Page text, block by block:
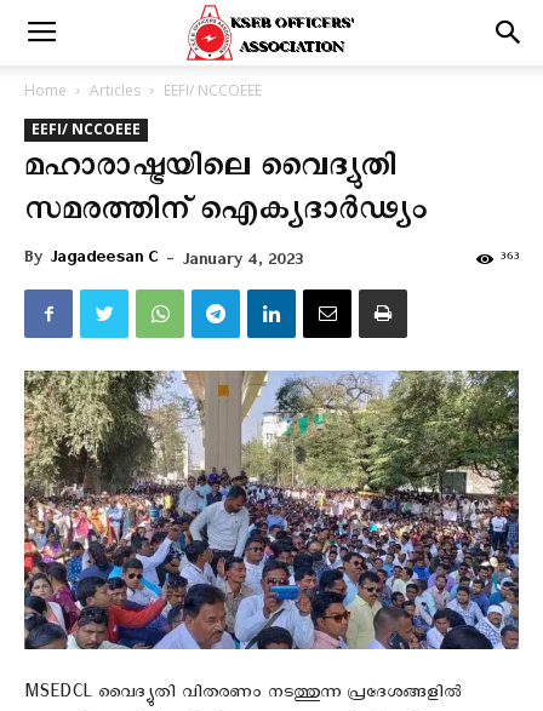
Home Articles
EEFI/ NCCOEEE
EEFI/ NCCOEEE
മഹാരാഷ്ട്രയിലെ വൈദ്യുതി
സമരത്തിന് ഐക്യദാർഢ്യം
By Jagadeesan C - January 4, 2023 363
MSEDCL വൈദ്യുതി വിതരണം നടത്തുന്ന പ്രദേശങ്ങളിൽ